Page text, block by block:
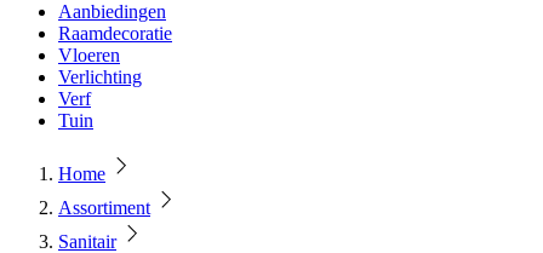
Aanbiedingen
Raamdecoratie
Vloeren
Verlichting
Verf
Tuin
Home
Assortiment
Sanitair